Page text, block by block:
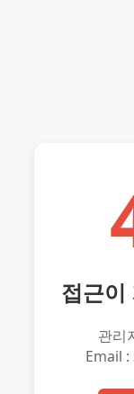
접근이
관리
Email